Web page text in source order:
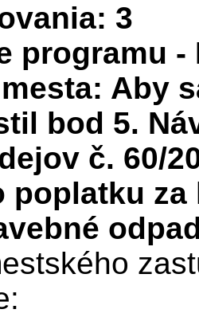
3
programu
Aby
bod 5.
č. 60/
poplatku